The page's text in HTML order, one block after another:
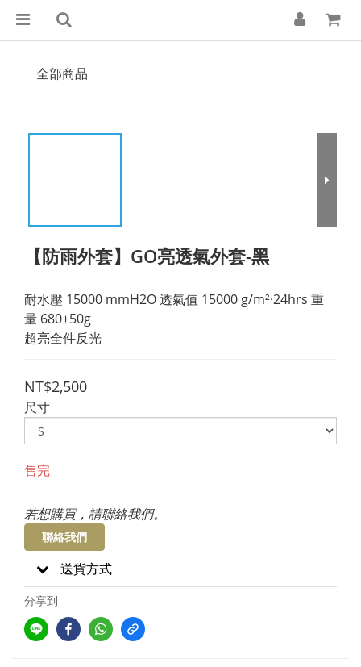
全部商品
【防雨外套】GO亮透氣外套-黑
耐水壓 15000 mmH2O 透氣值 15000 g/m²·24hrs 重
量 680±50g
超亮全件反光
NT$2,500
尺寸
售完
若想購買，請聯絡我們。
聯絡我們
送貨方式
分享到